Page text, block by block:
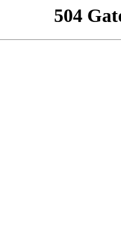
504